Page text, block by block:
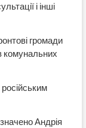
і інші
громади
комунальних
Андрія